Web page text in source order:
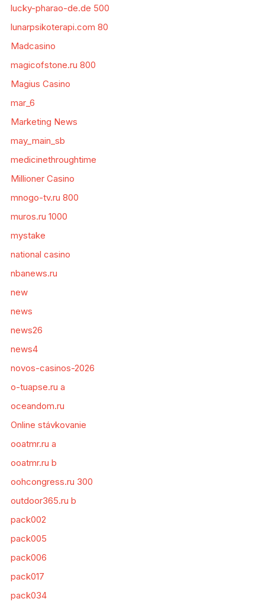
lucky-pharao-de.de 500
lunarpsikoterapi.com 80
Madcasino
magicofstone.ru 800
Magius Casino
mar_6
Marketing News
may_main_sb
medicinethroughtime
Millioner Casino
mnogo-tv.ru 800
muros.ru 1000
mystake
national casino
nbanews.ru
new
news
news26
news4
novos-casinos-2026
o-tuapse.ru a
oceandom.ru
Online stávkovanie
ooatmr.ru a
ooatmr.ru b
oohcongress.ru 300
outdoor365.ru b
pack002
pack005
pack006
pack017
pack034